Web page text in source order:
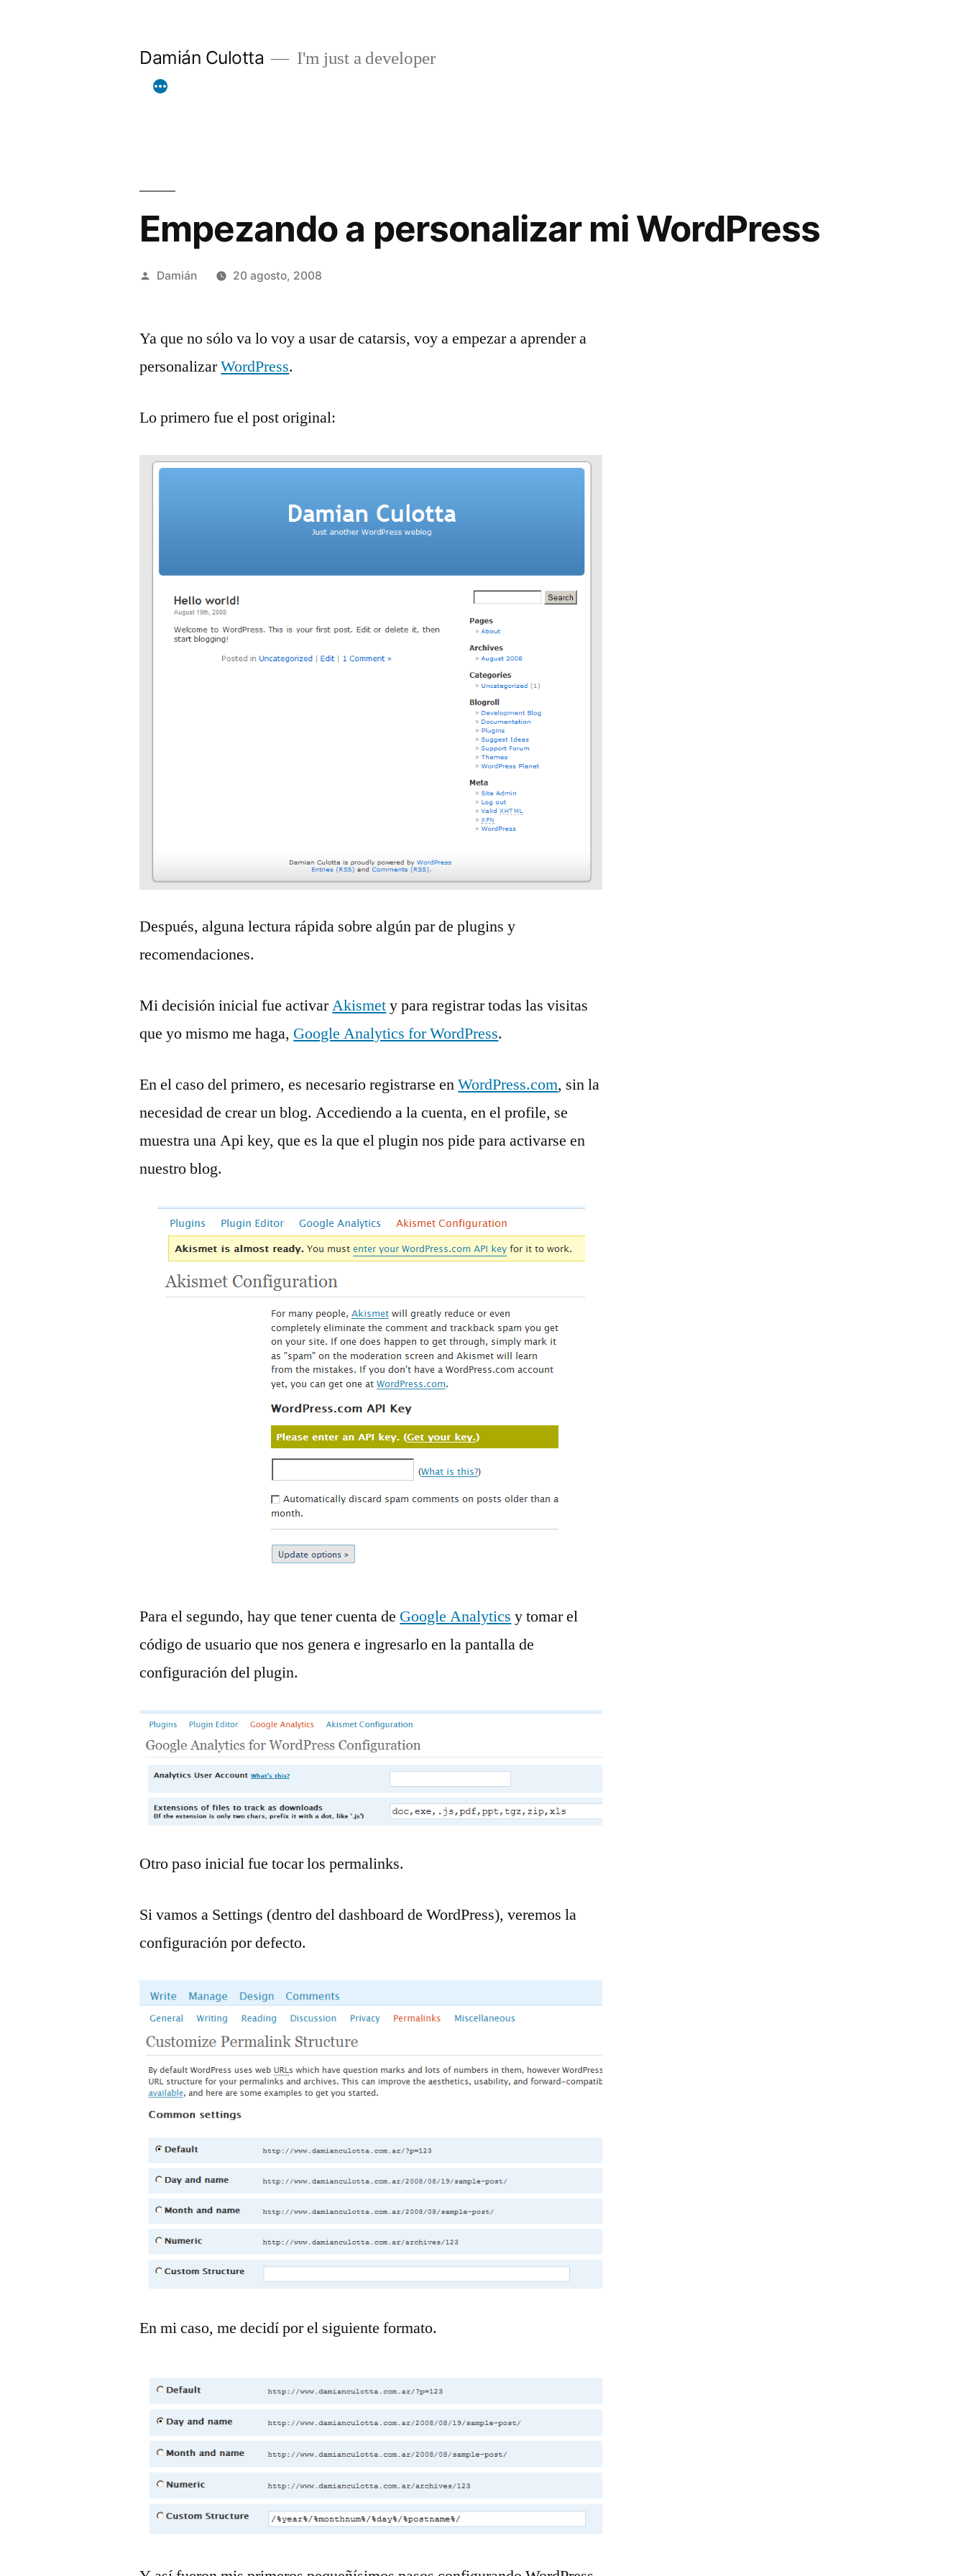
Damián Culotta I'm just a developer
Empezando a personalizar mi WordPress
Publicado
Damián 20 agosto, 2008
Ya que no sólo va lo voy a usar de catarsis, voy a empezar a aprender a
personalizarWordPress.
Lo primero fue el post original:
Después, alguna lectura rápida sobre algún par de plugins y
recomendaciones.
Mi decisión inicial fue activarAkismety para registrar todas las visitas
que yo mismo me haga, Google Analytics for WordPress.
En el caso del primero, es necesario registrarse enWordPress.com, sin la
necesidad de crear un blog. Accediendo a la cuenta, en el profile, se
muestra una Api key, que es la que el plugin nos pide para activarse en
nuestro blog.
Para el segundo, hay que tener cuenta de Google Analytics y tomar el
código de usuario que nos genera e ingresarlo en la pantalla de
configuración del plugin.
Otro paso inicial fue tocar los permalinks.
Si vamos a Settings (dentro del dashboard de WordPress), veremos la
configuración por defecto.
En mi caso, me decidí por el siguiente formato.